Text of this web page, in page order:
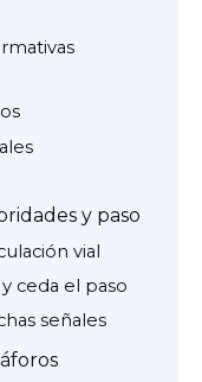
y paso
vial
ceda el paso
señales